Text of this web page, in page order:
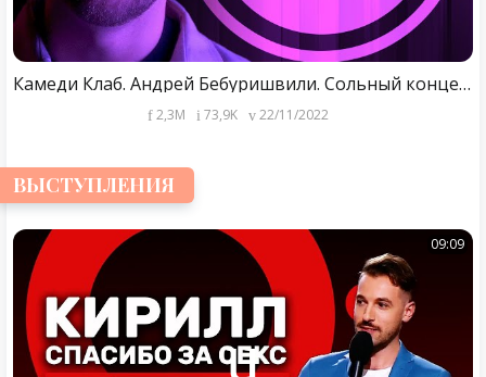
Камеди Клаб. Андрей Бебуришвили. Сольный концерт «Эпоха осуждения». Полная версия! 18+
2,3M 73,9K 22/11/2022
ВЫСТУПЛЕНИЯ
09:09